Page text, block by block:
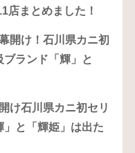
店まとめました！
開け！石川県カニ初
ランド「輝」と
け石川県カニ初セリ
と「輝姫」は出た